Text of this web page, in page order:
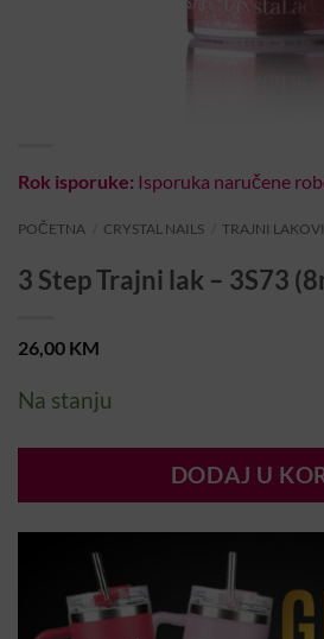
Rok isporuke: Isporuka naručene
POČETNA CRYSTAL NAILS TRAJNI LAKOVI
3 Step Trajni lak – 3S73
26,00 KM
Na stanju
DODAJ U